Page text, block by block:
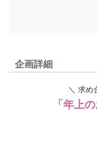
企画詳細
＼ 求め
「年上